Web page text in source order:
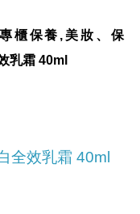
櫃保養,美妝、保
乳霜 40ml